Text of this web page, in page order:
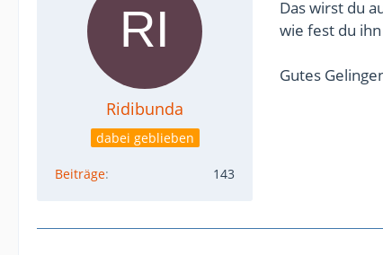
Ridibunda
dabei geblieben
Beiträge 143
Das wirst du
wie fest du
Gutes